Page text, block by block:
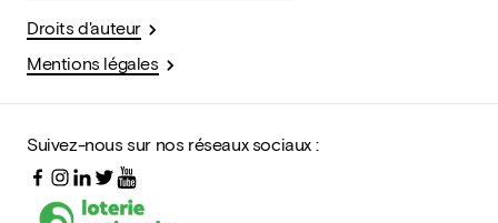
Droits d'auteur
Mentions légales
Suivez-nous sur nos réseaux sociaux :